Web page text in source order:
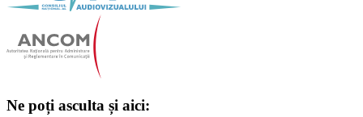
Ne poți asculta și aici: